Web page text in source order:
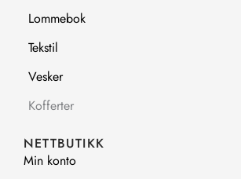
Lommebok
Tekstil
Vesker
Kofferter
NETTBUTIKK
Min konto